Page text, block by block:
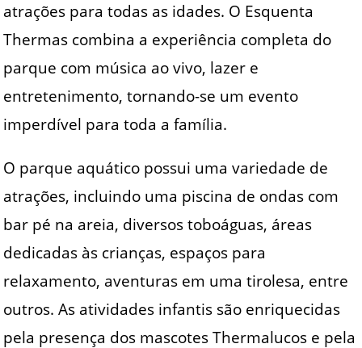
atrações para todas as idades. O Esquenta
Thermas combina a experiência completa do
parque com música ao vivo, lazer e
entretenimento, tornando-se um evento
imperdível para toda a família.
O parque aquático possui uma variedade de
atrações, incluindo uma piscina de ondas com
bar pé na areia, diversos toboáguas, áreas
dedicadas às crianças, espaços para
relaxamento, aventuras em uma tirolesa, entre
outros. As atividades infantis são enriquecidas
pela presença dos mascotes Thermalucos e pela